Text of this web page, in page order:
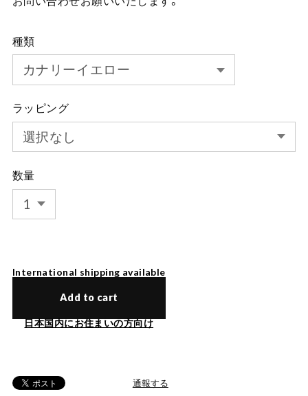
種類
ラッピング
数量
International shipping available
Add to cart
日本国内にお住まいの方向け
通報する